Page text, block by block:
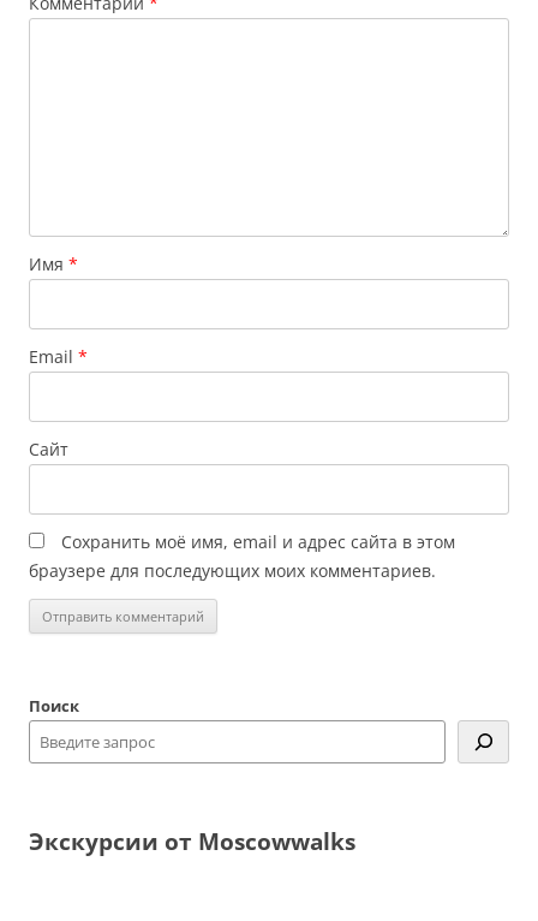
Имя *
Email *
Сайт
Сохранить моё имя, email и адрес сайта в этом
браузере для последующих моих комментариев.
Поиск
Экскурсии от Moscowwalks